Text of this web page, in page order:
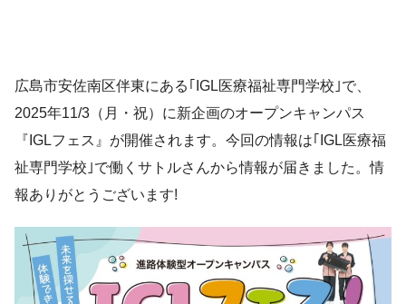
広島市安佐南区伴東にある｢IGL医療福祉専門学校｣で、
2025年11/3（月・祝）に新企画のオープンキャンパス
『IGLフェス』が開催されます。今回の情報は｢IGL医療福
祉専門学校｣で働くサトルさんから情報が届きました。情
報ありがとうございます!